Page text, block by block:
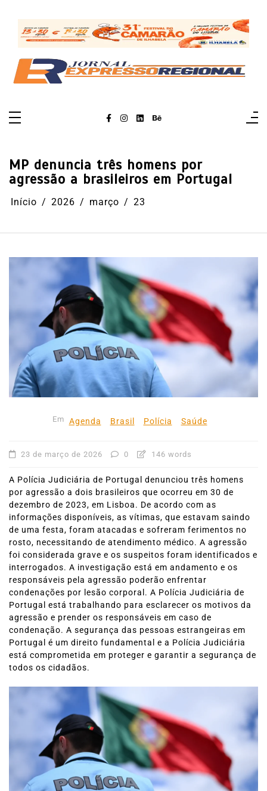
conteúdo
MP denuncia três homens por
agressão a brasileiros em Portugal
Início 2026 março 23
Em Agenda Brasil Polícia Saúde
23 de março de 2026 0 146 words
A Polícia Judiciária de Portugal denunciou três homens
por agressão a dois brasileiros que ocorreu em 30 de
dezembro de 2023, em Lisboa. De acordo com as
informações disponíveis, as vítimas, que estavam saindo
de uma festa, foram atacadas e sofreram ferimentos no
rosto, necessitando de atendimento médico. A agressão
foi considerada grave e os suspeitos foram identificados e
interrogados. A investigação está em andamento e os
responsáveis pela agressão poderão enfrentar
condenações por lesão corporal. A Polícia Judiciária de
Portugal está trabalhando para esclarecer os motivos da
agressão e prender os responsáveis em caso de
condenação. A segurança das pessoas estrangeiras em
Portugal é um direito fundamental e a Polícia Judiciária
está comprometida em proteger e garantir a segurança de
todos os cidadãos.